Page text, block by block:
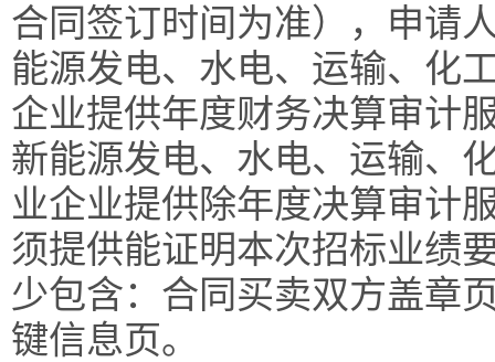
合同签订时间为准），申请
能源发电、水电、运输、化
企业提供年度财务决算审计
新能源发电、水电、运输、
业企业提供除年度决算审计
须提供能证明本次招标业绩
少包含：合同买卖双方盖章
键信息页。